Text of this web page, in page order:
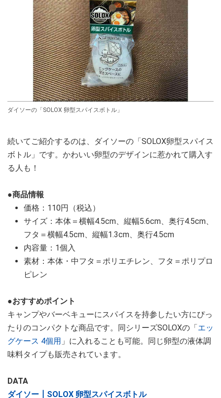
ダイソーの「SOLOX 卵型スパイスボトル」
続いてご紹介するのは、ダイソーの「SOLOX卵型スパイス
ボトル」です。かわいい卵型のデザインに惹かれて購入す
る人も！
●商品情報
価格：110円（税込）
サイズ：本体＝横幅4.5cm、縦幅5.6cm、奥行4.5cm、
フタ＝横幅4.5cm、縦幅1.3cm、奥行4.5cm
内容量：1個入
素材：本体・中フタ＝ポリエチレン、フタ＝ポリプロ
ピレン
●おすすめポイント
キャンプやバーベキューにスパイスを持参したい方にぴっ
たりのコンパクトな商品です。同シリーズSOLOXの「エッ
グケース 4個用 」に入れることも可能。同じ卵型の液体調
味料タイプも販売されています。
DATA
ダイソー┃SOLOX 卵型スパイスボトル